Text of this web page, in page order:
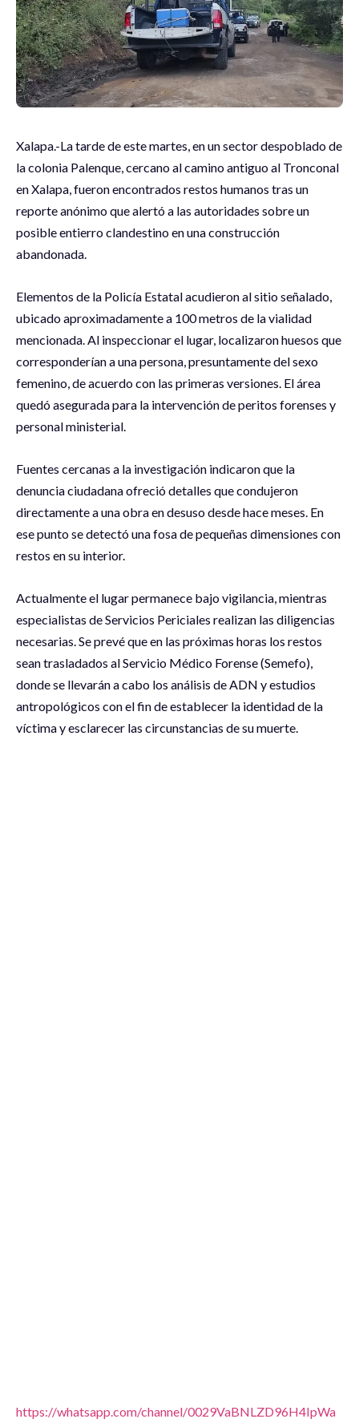
Xalapa.-La tarde de este martes, en un sector despoblado de
la colonia Palenque, cercano al camino antiguo al Tronconal
en Xalapa, fueron encontrados restos humanos tras un
reporte anónimo que alertó a las autoridades sobre un
posible entierro clandestino en una construcción
abandonada.
Elementos de la Policía Estatal acudieron al sitio señalado,
ubicado aproximadamente a 100 metros de la vialidad
mencionada. Al inspeccionar el lugar, localizaron huesos que
corresponderían a una persona, presuntamente del sexo
femenino, de acuerdo con las primeras versiones. El área
quedó asegurada para la intervención de peritos forenses y
personal ministerial.
Fuentes cercanas a la investigación indicaron que la
denuncia ciudadana ofreció detalles que condujeron
directamente a una obra en desuso desde hace meses. En
ese punto se detectó una fosa de pequeñas dimensiones con
restos en su interior.
Actualmente el lugar permanece bajo vigilancia, mientras
especialistas de Servicios Periciales realizan las diligencias
necesarias. Se prevé que en las próximas horas los restos
sean trasladados al Servicio Médico Forense (Semefo),
donde se llevarán a cabo los análisis de ADN y estudios
antropológicos con el fin de establecer la identidad de la
víctima y esclarecer las circunstancias de su muerte.
https://whatsapp.com/channel/0029VaBNLZD96H4IpWa